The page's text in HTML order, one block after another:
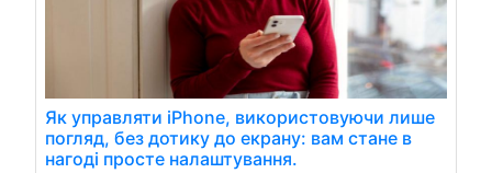
Як управляти iPhone, використовуючи лише
погляд, без дотику до екрану: вам стане в
нагоді просте налаштування.